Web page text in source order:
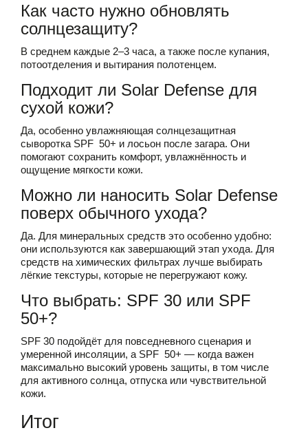
Как часто нужно обновлять
солнцезащиту?
В среднем каждые 2–3 часа, а также после купания,
потоотделения и вытирания полотенцем.
Подходит ли Solar Defense для
сухой кожи?
Да, особенно увлажняющая солнцезащитная
сыворотка SPF 50+ и лосьон после загара. Они
помогают сохранить комфорт, увлажнённость и
ощущение мягкости кожи.
Можно ли наносить Solar Defense
поверх обычного ухода?
Да. Для минеральных средств это особенно удобно:
они используются как завершающий этап ухода. Для
средств на химических фильтрах лучше выбирать
лёгкие текстуры, которые не перегружают кожу.
Что выбрать: SPF 30 или SPF
50+?
SPF 30 подойдёт для повседневного сценария и
умеренной инсоляции, а SPF 50+ — когда важен
максимально высокий уровень защиты, в том числе
для активного солнца, отпуска или чувствительной
кожи.
Итог